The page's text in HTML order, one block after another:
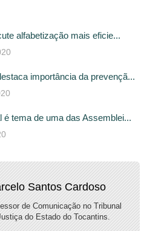
alfabetização mais eficie...
importância da prevençã...
é tema de uma das Assemblei...
Santos Cardoso
de Comunicação no Tribunal
do Estado do Tocantins.